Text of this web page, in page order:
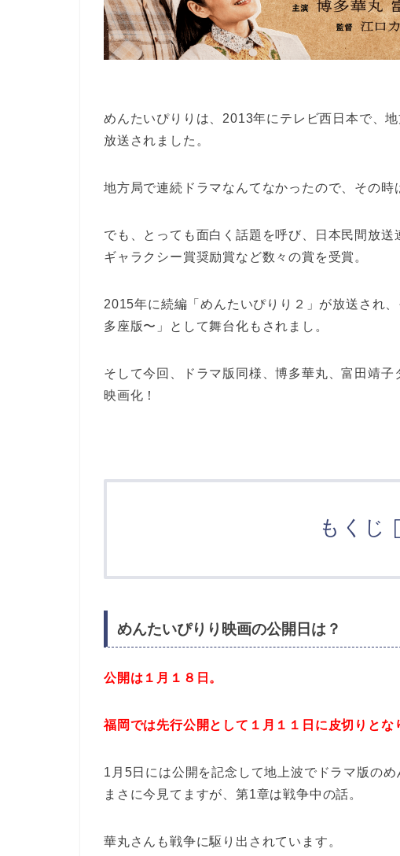
めんたいぴりりは、2013年にテレビ西日本で、
放送されました。
地方局で連続ドラマなんてなかったので、その時
でも、とっても面白く話題を呼び、日本民間放送
ギャラクシー賞奨励賞など数々の賞を受賞。
2015年に続編「めんたいぴりり２」が放送され
多座版〜」として舞台化もされまし。
そして今回、ドラマ版同様、博多華丸、富田靖
映画化！
もくじ [
めんたいぴりり映画の公開日は？
公開は１月１８日。
福岡では先行公開として１月１１日に皮切りとな
1月5日には公開を記念して地上波でドラマ版の
まさに今見てますが、第1章は戦争中の話。
華丸さんも戦争に駆り出されています。